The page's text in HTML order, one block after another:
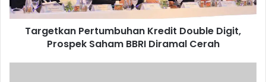
a
n
Targetkan Pertumbuhan Kredit Double Digit,
Prospek Saham BBRI Diramal Cerah